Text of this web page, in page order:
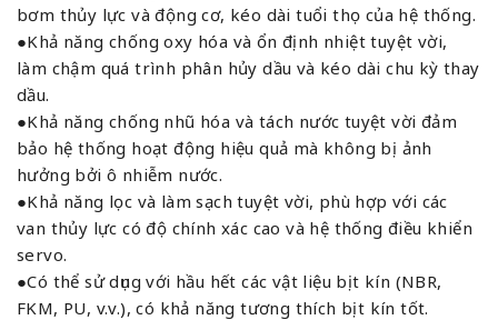
bơm thủy lực và động cơ, kéo dài tuổi thọ của hệ thống.
●Khả năng chống oxy hóa và ổn định nhiệt tuyệt vời,
làm chậm quá trình phân hủy dầu và kéo dài chu kỳ thay
dầu.
●Khả năng chống nhũ hóa và tách nước tuyệt vời đảm
bảo hệ thống hoạt động hiệu quả mà không bị ảnh
hưởng bởi ô nhiễm nước.
●Khả năng lọc và làm sạch tuyệt vời, phù hợp với các
van thủy lực có độ chính xác cao và hệ thống điều khiển
servo.
●Có thể sử dụng với hầu hết các vật liệu bịt kín (NBR,
FKM, PU, ​​v.v.), có khả năng tương thích bịt kín tốt.